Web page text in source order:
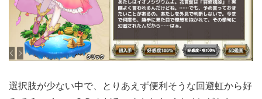
選択肢が少ない中で、とりあえず便利そうな回避虹から好